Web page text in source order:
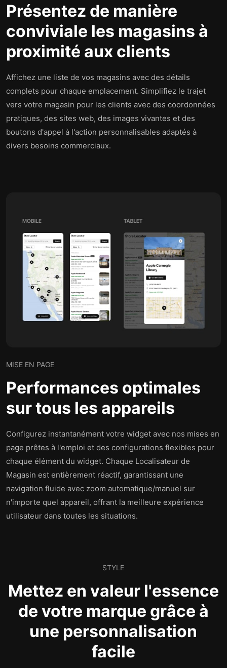
Présentez de manière
conviviale les magasins à
proximité aux clients
Affichez une liste de vos magasins avec des détails
complets pour chaque emplacement. Simplifiez le trajet
vers votre magasin pour les clients avec des coordonnées
pratiques, des sites web, des images vivantes et des
boutons d'appel à l'action personnalisables adaptés à
divers besoins commerciaux.
MISE EN PAGE
Performances optimales
sur tous les appareils
Configurez instantanément votre widget avec nos mises en
page prêtes à l'emploi et des configurations flexibles pour
chaque élément du widget. Chaque Localisateur de
Magasin est entièrement réactif, garantissant une
navigation fluide avec zoom automatique/manuel sur
n'importe quel appareil, offrant la meilleure expérience
utilisateur dans toutes les situations.
STYLE
Mettez en valeur l'essence
de votre marque grâce à
une personnalisation
facile